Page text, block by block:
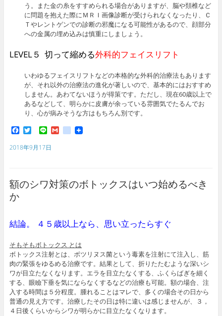
う。また金の糸をすすめられる場合がありますが、脳や頚椎など
に問題を抱えた際にＭＲＩ画像診断が受けられなくなったり、Ｃ
Ｔやレントゲンでの診断の邪魔になる可能性があるので、顔部分
への金属の埋め込みは慎重にしましょう。
LEVEL５ 切って縮める外科的フェイスリフト
いわゆるフェイスリフトなどの本格的な外科的治療法もあります
が、それ以外の治療法の進化が著しいので、基本的にはおすすめ
しません。あわてないほうが得策です。ただし、現在60歳以上で
あるなどして、明らかに皮膚が余っている雰囲気でたるんでお
り、心が病みそうな方はもちろん別です。
F
c
o
k
T
i
t
L
n
e
G g
b
m
a
k
s
2018年9月17日
額のシワ対策のボトックスはいつ始めるべき
か
結論。 ４５歳以上なら、思い立ったらすぐ
そもそもボトックス とは
ボトックス注射とは、ボツリヌス菌という毒素を注射にて注入し、筋
肉の緊張をゆるめる治療です。結果として、折りたたむような深いシ
ワが目立たなくなります。エラを目立たなくする、ふくらばぎを細く
する、眼瞼下垂を気にならなくするなどの治療も可能。額の場合、注
入する時間は５分程度。腫れることはマレで、多くの場合その日から
普通の見え方です。治療したその日は特に違いは感じませんが、３，
４日後くらいからシワが明らかに目立たなくなります。